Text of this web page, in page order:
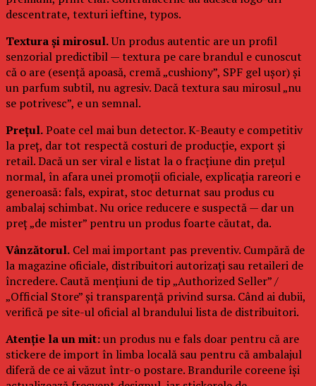
descentrate, texturi ieftine, typos.
Textura și mirosul.Un produs autentic are un profil
senzorial predictibil — textura pe care brandul e cunoscut
că o are (esență apoasă, cremă „cushiony”, SPF gel ușor) și
un parfum subtil, nu agresiv. Dacă textura sau mirosul „nu
se potrivesc”, e un semnal.
Prețul.Poate cel mai bun detector. K-Beauty e competitiv
la preț, dar tot respectă costuri de producție, export și
retail. Dacă un ser viral e listat la o fracțiune din prețul
normal, în afara unei promoții oficiale, explicația rareori e
generoasă: fals, expirat, stoc deturnat sau produs cu
ambalaj schimbat. Nu orice reducere e suspectă — dar un
preț „de mister” pentru un produs foarte căutat, da.
Vânzătorul. Cel mai important pas preventiv. Cumpără de
la magazine oficiale, distribuitori autorizați sau retaileri de
încredere. Caută mențiuni de tip „Authorized Seller” /
„Official Store” și transparență privind sursa. Când ai dubii,
verifică pe site-ul oficial al brandului lista de distribuitori.
Atenție la un mit:un produs nu e fals doar pentru că are
stickere de import în limba locală sau pentru că ambalajul
diferă de ce ai văzut într-o postare. Brandurile coreene își